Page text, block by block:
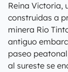
Reina Victoria,
construidas a
minera Rio
antiguo
paseo
al sureste se